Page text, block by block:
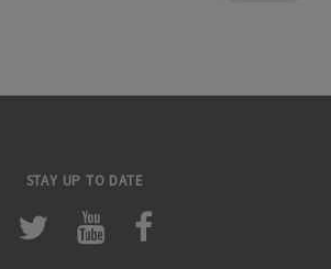
STAY UP TO DATE